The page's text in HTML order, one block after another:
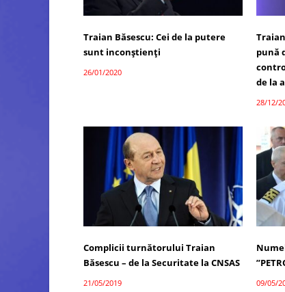
Traian Băsescu: Cei de la putere
sunt inconștienți
26/01/2020
pună
de la
28/12/
Complicii turnătorului Traian
Băsescu – de la Securitate la CNSAS
21/05/2019 09/05/